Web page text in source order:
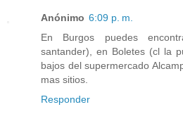
Anónimo 6:09 p. m.
En Burgos puedes
santander), en Boletes (cl la
bajos del supermercado
mas sitios.
Responder